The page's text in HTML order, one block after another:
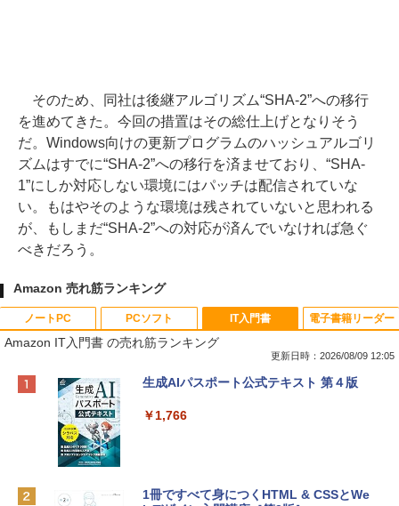
そのため、同社は後継アルゴリズム“SHA-2”への移行
を進めてきた。今回の措置はその総仕上げとなりそう
だ。Windows向けの更新プログラムのハッシュアルゴリ
ズムはすでに“SHA-2”への移行を済ませており、“SHA-
1”にしか対応しない環境にはパッチは配信されていな
い。もはやそのような環境は残されていないと思われる
が、もしまだ“SHA-2”への対応が済んでいなければ急ぐ
べきだろう。
Amazon 売れ筋ランキング
ノートPC
Apple 2026 MacBook Neo A18 Proチッ
e Intelligenceのために設計、Liquid Ret
￥119,800
PCソフト
Robloxギフトカード - 800 Robux 【限
インゲームコード】 ロブロックス | オン
IT入門書
Amazon IT入門書 の売れ筋ランキング
更新日時：2026/08/09 12:05
生成AIパスポート公式テキスト 第４版
￥1,766
1冊ですべて身につくHTML & CSSとWe
電子書籍リーダー